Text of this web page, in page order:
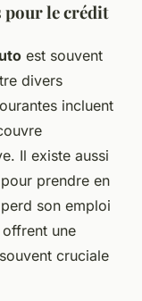
pour le crédit
est souvent
divers
incluent
Il existe aussi
prendre en
son emploi
une
cruciale